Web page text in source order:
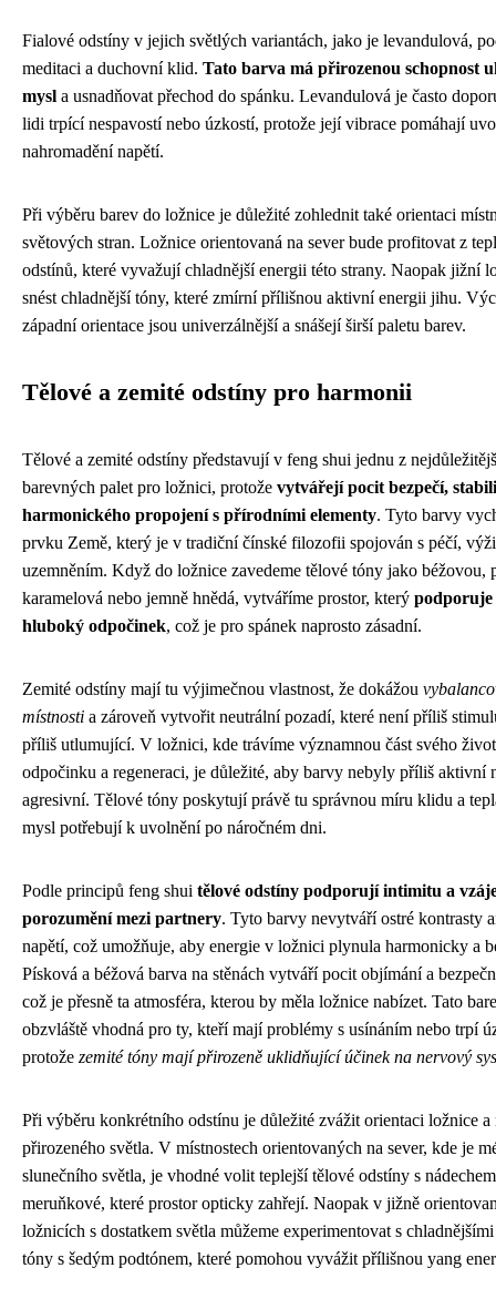
Fialové odstíny v jejich světlých variantách, jako je levandulová,
meditaci a duchovní klid. Tato barva má přirozenou schopnost
mysl a usnadňovat přechod do spánku. Levandulová je často
lidi trpící nespavostí nebo úzkostí, protože její vibrace pomáhají
nahromadění napětí.
Při výběru barev do ložnice je důležité zohlednit také orientaci
světových stran. Ložnice orientovaná na sever bude profitovat z
odstínů, které vyvažují chladnější energii této strany. Naopak jižní
snést chladnější tóny, které zmírní přílišnou aktivní energii jihu.
západní orientace jsou univerzálnější a snášejí širší paletu barev.
Tělové a zemité odstíny pro harmonii
Tělové a zemité odstíny představují v feng shui jednu z
barevných palet pro ložnici, protože vytvářejí pocit bezpečí,
harmonického propojení s přírodními elementy. Tyto barvy
prvku Země, který je v tradiční čínské filozofii spojován s péčí,
uzemněním. Když do ložnice zavedeme tělové tóny jako béžovou,
karamelová nebo jemně hnědá, vytváříme prostor, který podporuje
hluboký odpočinek, což je pro spánek naprosto zásadní.
Zemité odstíny mají tu výjimečnou vlastnost, že dokážou
místnosti a zároveň vytvořit neutrální pozadí, které není příliš
příliš utlumující. V ložnici, kde trávíme významnou část svého
odpočinku a regeneraci, je důležité, aby barvy nebyly příliš aktivní
agresivní. Tělové tóny poskytují právě tu správnou míru klidu a
mysl potřebují k uvolnění po náročném dni.
Podle principů feng shui tělové odstíny podporují intimitu a
porozumění mezi partnery. Tyto barvy nevytváří ostré kontrasty
napětí, což umožňuje, aby energie v ložnici plynula harmonicky a
Písková a béžová barva na stěnách vytváří pocit objímání a
což je přesně ta atmosféra, kterou by měla ložnice nabízet. Tato
obzvláště vhodná pro ty, kteří mají problémy s usínáním nebo trpí
protože zemité tóny mají přirozeně uklidňující účinek na nervový
Při výběru konkrétního odstínu je důležité zvážit orientaci ložnice a
přirozeného světla. V místnostech orientovaných na sever, kde je
slunečního světla, je vhodné volit teplejší tělové odstíny s
meruňkové, které prostor opticky zahřejí. Naopak v jižně
ložnicích s dostatkem světla můžeme experimentovat s
tóny s šedým podtónem, které pomohou vyvážit přílišnou yang